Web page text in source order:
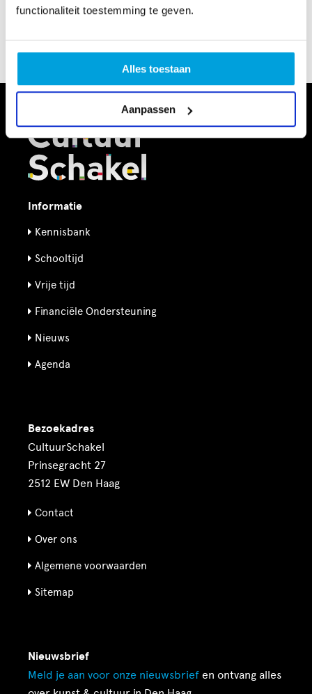
functionaliteit toestemming te geven.
Alles toestaan
Aanpassen
CultuurSchakel brengt je verder in kunst en cultuur in
Den Haag
Informatie
Kennisbank
Schooltijd
Vrije tijd
Financiële Ondersteuning
Nieuws
Agenda
Bezoekadres
CultuurSchakel
Prinsegracht 27
2512 EW Den Haag
Contact
Over ons
Algemene voorwaarden
Sitemap
Nieuwsbrief
Meld je aan voor onze nieuwsbrief en ontvang alles